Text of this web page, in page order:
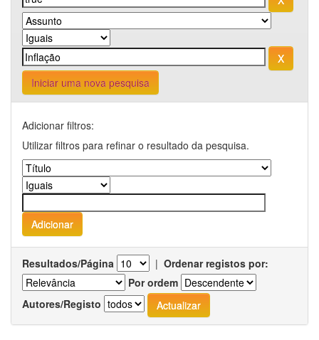
Iniciar uma nova pesquisa
Adicionar filtros:
Utilizar filtros para refinar o resultado da pesquisa.
Resultados/Página | Ordenar registos por:
Por ordem
Autores/Registo